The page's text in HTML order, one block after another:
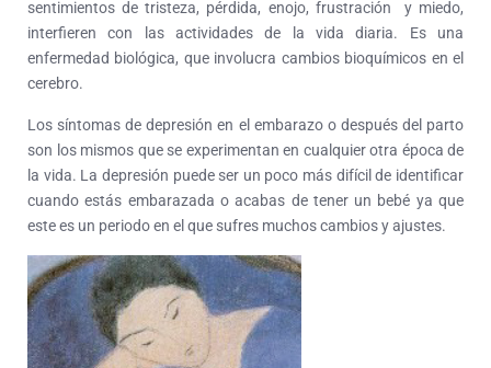
sentimientos de tristeza, pérdida, enojo, frustración y miedo,
interfieren con las actividades de la vida diaria. Es una
enfermedad biológica, que involucra cambios bioquímicos en el
cerebro.
Los síntomas de depresión en el embarazo o después del parto
son los mismos que se experimentan en cualquier otra época de
la vida. La depresión puede ser un poco más difícil de identificar
cuando estás embarazada o acabas de tener un bebé ya que
este es un periodo en el que sufres muchos cambios y ajustes.